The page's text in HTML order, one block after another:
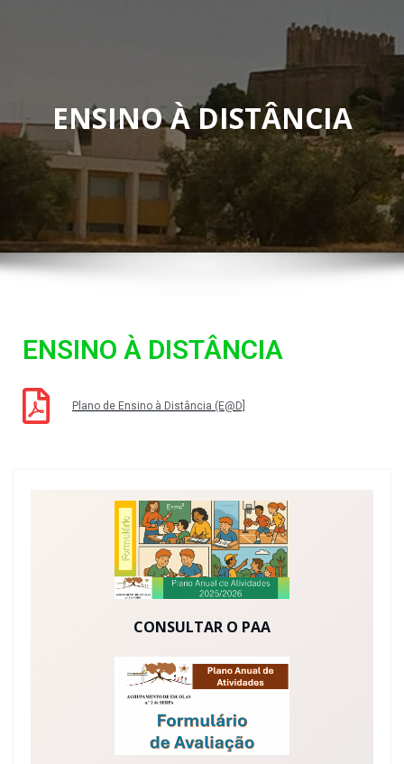
ENSINO À DISTÂNCIA
ENSINO À DISTÂNCIA
Plano de Ensino à Distância (E@D]
CONSULTAR O PAA